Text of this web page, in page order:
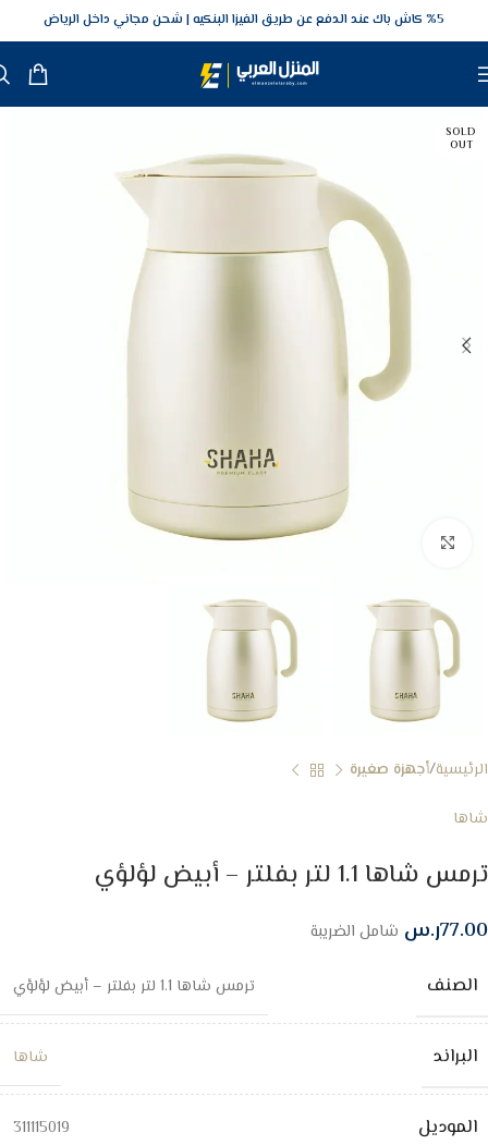
5‎% كاش باك عند الدفع عن طريق الفيزا البنكيه شحن مجاني داخل الرياض
SOLD
OUT
الرئيسية أجهزة صغيرة
شاها
ترمس شاها 1.1 لتر بفلتر – أبيض لؤلؤي
77.00ر.س شامل الضريبة
الصنف ترمس شاها 1.1 لتر بفلتر – أبيض لؤلؤي
البراند شاها
الموديل 311115019